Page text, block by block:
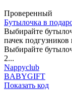
Проверенный
Бутылочка в
Выбирайте
пачек подгузников
Выбирайте
2...
Nappyclub
BABYGIFT
Показать код